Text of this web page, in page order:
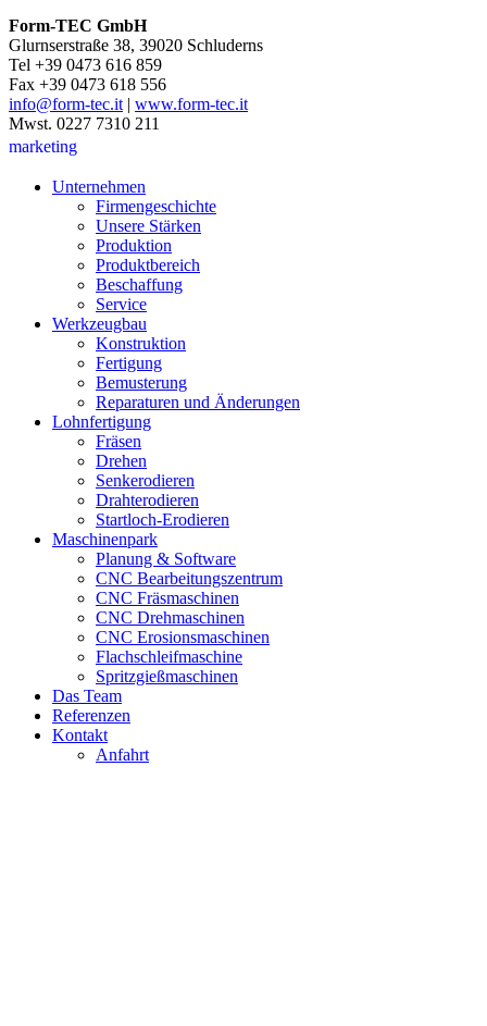
Form-TEC GmbH
Glurnserstraße 38, 39020 Schluderns
Tel +39 0473 616 859
Fax +39 0473 618 556
info@form-tec.it| www.form-tec.it
Mwst. 0227 7310 211
marketing
Unternehmen
Firmengeschichte
Unsere Stärken
Produktion
Produktbereich
Beschaffung
Service
Werkzeugbau
Konstruktion
Fertigung
Bemusterung
Reparaturen und Änderungen
Lohnfertigung
Fräsen
Drehen
Senkerodieren
Drahterodieren
Startloch-Erodieren
Maschinenpark
Planung & Software
CNC Bearbeitungszentrum
CNC Fräsmaschinen
CNC Drehmaschinen
CNC Erosionsmaschinen
Flachschleifmaschine
Spritzgießmaschinen
Das Team
Referenzen
Kontakt
Anfahrt